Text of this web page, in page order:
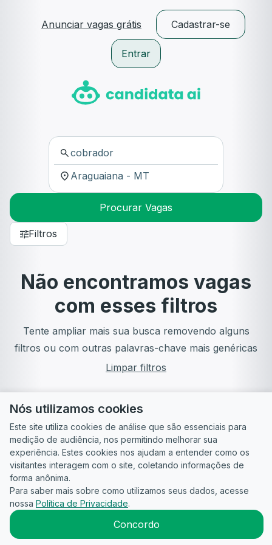
Anunciar vagas grátis Cadastrar-se
Entrar
Procurar Vagas
Filtros
Não encontramos vagas
com esses filtros
Tente ampliar mais sua busca removendo alguns
filtros ou com outras palavras-chave mais genéricas
Limpar filtros
Guia do
Candidato
Para
empresas
Política de
Privacidade
Termos
2026CandidataAI
Nós utilizamos cookies
Este site utiliza cookies de análise que são essenciais para
medição de audiência, nos permitindo melhorar sua
experiência. Estes cookies nos ajudam a entender como os
visitantes interagem com o site, coletando informações de
forma anônima.
Para saber mais sobre como utilizamos seus dados, acesse
nossa Política de Privacidade.
Concordo